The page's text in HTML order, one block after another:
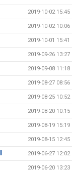
2019-10-02 15:45
2019-10-02 10:06
2019-10-01 15:41
2019-09-26 13:27
2019-09-08 11:18
2019-08-27 08:56
2019-08-25 10:52
2019-08-20 10:15
2019-08-19 15:19
2019-08-15 12:45
2019-06-27 12:02
2019-06-20 13:23